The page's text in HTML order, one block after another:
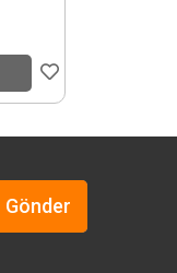
Gönder